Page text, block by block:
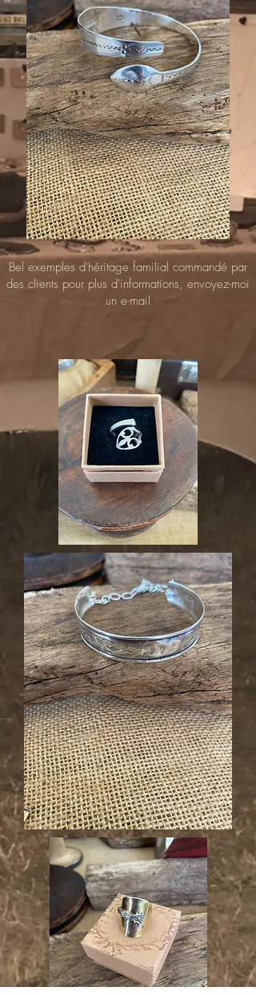
Bel exemples d'héritage familial commandé par
des clients pour plus d'informations, envoyez-moi
un e-mail